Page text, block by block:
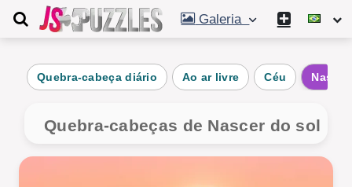
Galeria
Quebra-cabeça diário Ao ar livre Céu
Quebra-cabeças de Nascer do sol